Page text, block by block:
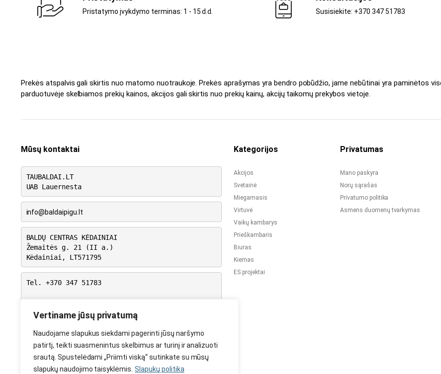
Vertiname jūsų privatumą
Naudojame slapukus siekdami pagerinti jūsų naršymo
patirtį, teikti suasmenintus skelbimus ar turinį ir analizuoti
srautą. Spustelėdami „Priimti viską“ sutinkate su mūsų
slapukų naudojimo taisyklėmis. Slapukų politika
Pristatymo įvykdymo terminas: 1 - 15 d.d. Susisiekite: +370 347 51783
Prekės atspalvis gali skirtis nuo matomo nuotraukoje. Prekės aprašymas yra bendro pobūdžio, jame nebūtinai yra paminėtos
parduotuvėje skelbiamos prekių kainos, akcijos gali skirtis nuo prekių kainų, akcijų taikomų prekybos vietoje.
Mūsų kontaktai
TAUBALDAI.LT
UAB Lauernesta
info@baldaipigu.lt
BALDŲ CENTRAS KĖDAINIAI
Žemaitės g. 21 (II a.)
Kėdainiai, LT571795
Tel. +370 347 51783
VI: 9.00 – 15.00
VII: Nedirbame
Kategorijos
Akcijos
Svetainė
Miegamasis
Virtuvė
Vaikų kambarys
Prieškambaris
Biuras
Kiemas
ES projektai
Privatumas
Mano paskyra
Norų sąrašas
Privatumo politika
Asmens duomenų tvarkymas